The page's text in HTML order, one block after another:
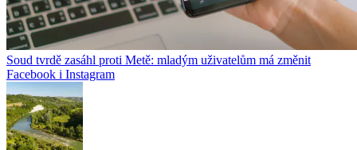
Soud tvrdě zasáhl proti Metě: mladým uživatelům má změnit
Facebook i Instagram